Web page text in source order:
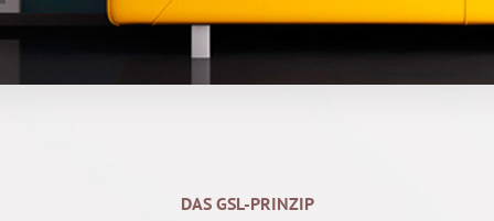
DAS GSL-PRINZIP